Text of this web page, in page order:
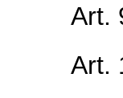
Art.
Art.